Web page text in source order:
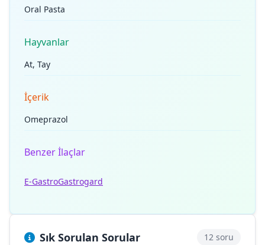
Oral Pasta
Hayvanlar
At, Tay
İçerik
Omeprazol
Benzer İlaçlar
E-GastroGastrogard
Sık Sorulan Sorular 12 soru